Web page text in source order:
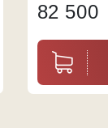
82 500